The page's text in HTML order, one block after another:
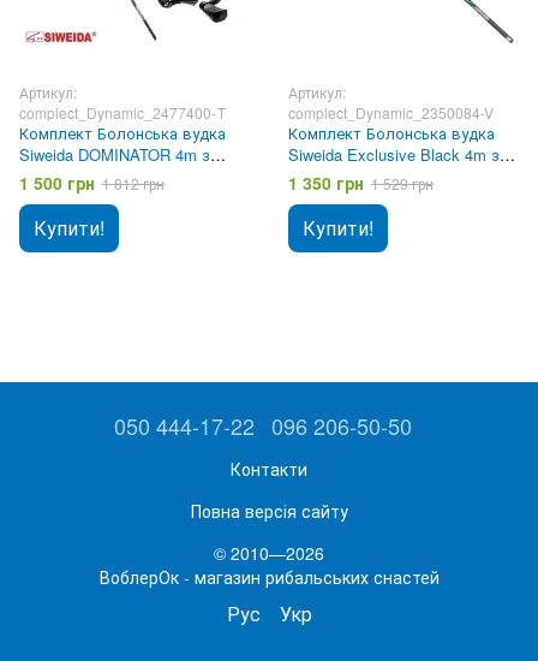
Артикул:
complect_Dynamic_2477400-Т
Комплект Болонська вудка
Siweida DOMINATOR 4m з
кільцями + Котушка Siweida
Dynamic 2000
1 500 грн 1 812 грн
Купити!
Артикул:
complect_Dynamic_2350084-V
Комплект Болонська вудка
Siweida Exclusive Black 4m з
кільцями + Котушка Siweida
Dynamic 2000
1 350 грн 1 529 грн
Купити!
050 444-17-22 096 206-50-50
Контакти
Повна версія сайту
© 2010—2026
ВоблерОк - магазин рибальських снастей
Рус Укр